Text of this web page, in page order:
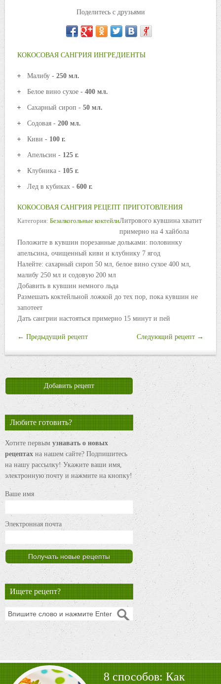
Поделитесь с друзьями
КОКОСОВАЯ САНГРИЯ ИНГРЕДИЕНТЫ
Малибу - 250 мл.
Белое вино сухое - 400 мл.
Сахарный сироп - 50 мл.
Содовая - 200 мл.
Киви - 100 г.
Апельсин - 125 г.
Клубника - 105 г.
Лед в кубиках - 600 г.
КОКОСОВАЯ САНГРИЯ РЕЦЕПТ ПРИГОТОВЛЕНИЯ
Категория: Безалкогольные коктейлиЛитрового кувшина хватит
примерно на 4 хайбола
Положите в кувшин порезанные дольками: половинку
апельсина, очищенный киви и клубнику 7 ягод
Налейте: сахарный сироп 50 мл, белое вино сухое 400 мл,
малибу 250 мл и содовую 200 мл
Добавить в кувшин немного льда
Размешать коктейльной ложкой до тех пор, пока кувшин не
запотеет
Дать сангрии настояться примерно 15 минут и пей
← Предыдущий рецепт Следующий рецепт →
Добавить рецепт
Любите готовить?
Хотите первым узнавать о новых
рецептах на нашем сайте? Подпишитесь
на нашу рассылку! Укажите ваши имя,
электронную почту и нажмите на кнопку!
Ваше имя
Электронная почта
Ищете рецепт?
8 способов: Как